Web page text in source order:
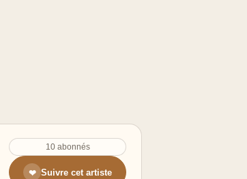
10 abonnés
❤ Suivre cet artiste